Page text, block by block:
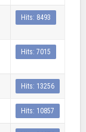
Hits: 8493
Hits: 7015
Hits: 13256
Hits: 10857